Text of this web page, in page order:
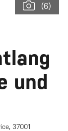
(6)
und
37001